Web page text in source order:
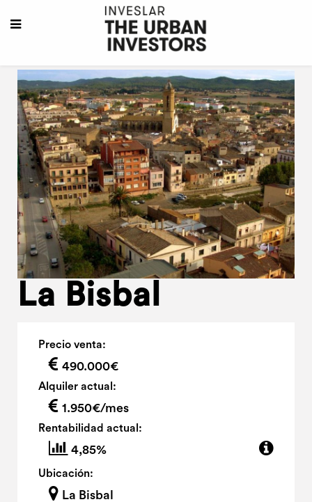
La Bisbal
Precio venta:
490.000€
Alquiler actual:
1.950€/mes
Rentabilidad actual:
4,85%
Ubicación:
La Bisbal